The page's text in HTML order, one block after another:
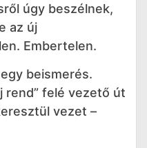
úgy beszélnek,
az új
Embertelen.
beismerés.
rend” felé vezető út
vezet –